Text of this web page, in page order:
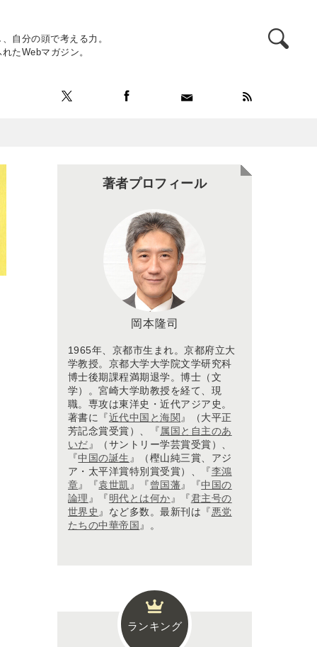
自分の頭で考える力。
たWebマガジン。
著者プロフィール
岡本隆司
1965年、京都市生まれ。京都府立大
学教授。京都大学大学院文学研究科
博士後期課程満期退学。博士（文
学）。宮崎大学助教授を経て、現
職。専攻は東洋史・近代アジア史。
著書に『近代中国と海関 』（大平正
芳記念賞受賞）、『属国と自主のあ
いだ 』（サントリー学芸賞受賞）、
『中国の誕生 』（樫山純三賞、アジ
ア・太平洋賞特別賞受賞）、『李鴻
章』『袁世凱 』『曾国藩』『中国の
論理 』『明代とは何か 』『君主号の
世界史 』など多数。最新刊は『悪党
たちの中華帝国 』。
ランキング